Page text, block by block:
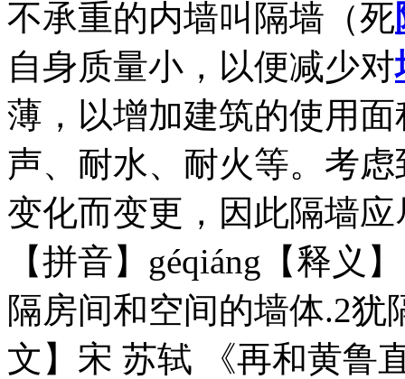
不承重的内墙叫隔墙（死
自身质量小，以便减少对
薄，以增加建筑的使用
声、耐水、耐火等。考
变化而变更，因此隔墙
【拼音】géqiáng【释义
隔房间和空间的墙体.2
文】宋 苏轼 《再和黄鲁